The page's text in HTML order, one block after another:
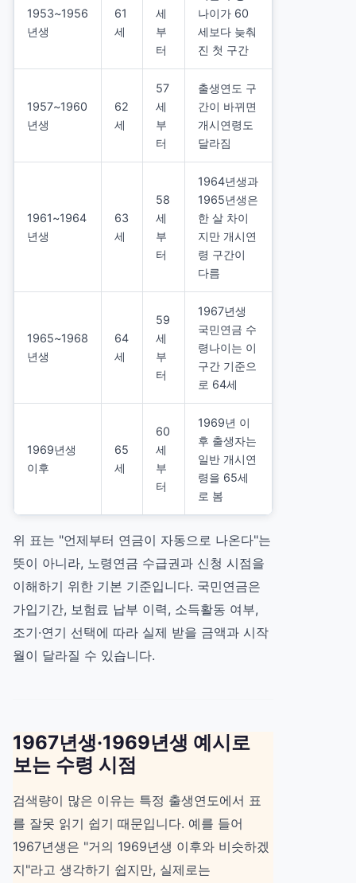
1953~1956
년생
61
세
세
부
터
나이가 60
세보다 늦춰
진 첫 구간
1957~1960
년생
62
세
57
세
부
터
출생연도 구
간이 바뀌면
개시연령도
달라짐
1961~1964
년생
63
세
58
세
부
터
1964년생과
1965년생은
한 살 차이
지만 개시연
령 구간이
다름
1965~1968
년생
64
세
59
세
부
터
1967년생
국민연금 수
령나이는 이
구간 기준으
로 64세
1969년생
이후
65
세
60
세
부
터
1969년 이
후 출생자는
일반 개시연
령을 65세
로 봄
위 표는 "언제부터 연금이 자동으로 나온다"는
뜻이 아니라, 노령연금 수급권과 신청 시점을
이해하기 위한 기본 기준입니다. 국민연금은
가입기간, 보험료 납부 이력, 소득활동 여부,
조기·연기 선택에 따라 실제 받을 금액과 시작
월이 달라질 수 있습니다.
1967년생·1969년생 예시로
보는 수령 시점
검색량이 많은 이유는 특정 출생연도에서 표
를 잘못 읽기 쉽기 때문입니다. 예를 들어
1967년생은 "거의 1969년생 이후와 비슷하겠
지"라고 생각하기 쉽지만, 실제로는